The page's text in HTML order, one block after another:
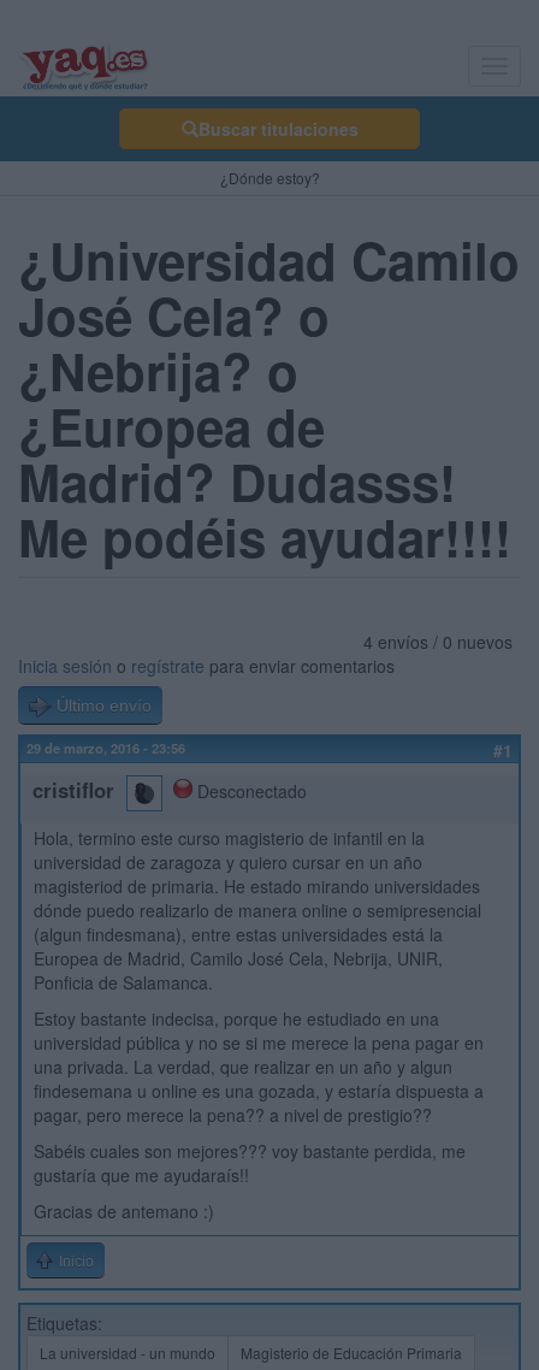
Buscar titulaciones
¿Dónde estoy?
¿Universidad Camilo
José Cela? o
¿Nebrija? o
¿Europea de
Madrid? Dudasss!
Me podéis ayudar!!!!
4 envíos / 0 nuevos
Inicia sesión o regístrate para enviar comentarios
Último envío
29 de marzo, 2016 - 23:56 #1
cristiflor
Desconectado
Hola, termino este curso magisterio de infantil en la
universidad de zaragoza y quiero cursar en un año
magisteriod de primaria. He estado mirando universidades
dónde puedo realizarlo de manera online o semipresencial
(algun findesmana), entre estas universidades está la
Europea de Madrid, Camilo José Cela, Nebrija, UNIR,
Ponficia de Salamanca.
Estoy bastante indecisa, porque he estudiado en una
universidad pública y no se si me merece la pena pagar en
una privada. La verdad, que realizar en un año y algun
findesemana u online es una gozada, y estaría dispuesta a
pagar, pero merece la pena?? a nivel de prestigio??
Sabéis cuales son mejores??? voy bastante perdida, me
gustaría que me ayudaraís!!
Gracias de antemano :)
Inicio
Etiquetas:
La universidad - un mundo Magisterio de Educación Primaria